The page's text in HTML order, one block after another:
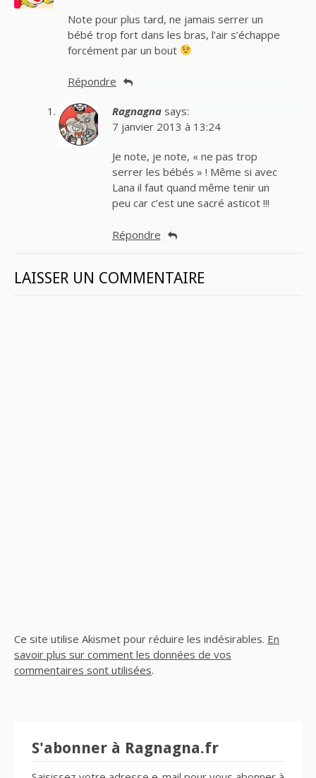
Note pour plus tard, ne jamais serrer un
bébé trop fort dans les bras, l’air s’échappe
forcément par un bout
Répondre
Ragnagna says:
7 janvier 2013 à 13:24
Je note, je note, « ne pas trop
serrer les bébés » ! Même si avec
Lana il faut quand même tenir un
peu car c’est une sacré asticot !!!
Répondre
LAISSER UN COMMENTAIRE
Ce site utilise Akismet pour réduire les indésirables. En
savoir plus sur comment les données de vos
commentaires sont utilisées.
S'abonner à Ragnagna.fr